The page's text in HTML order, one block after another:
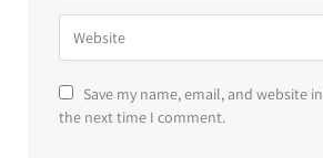
Save my name, email, and website
the next time I comment.